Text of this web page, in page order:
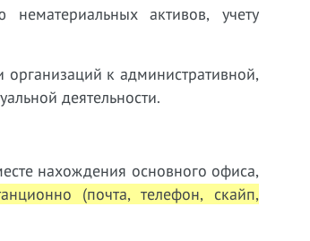
активов, учету
к административной,
деятельности.
нахождения основного офиса,
(почта, телефон, скайп,